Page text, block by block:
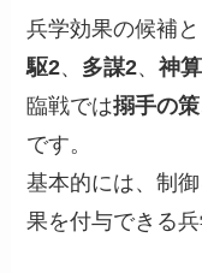
兵学効果の候補
駆2、 多謀2、神
臨戦では搦手の策
です。
基本的には、制
果を付与できる兵